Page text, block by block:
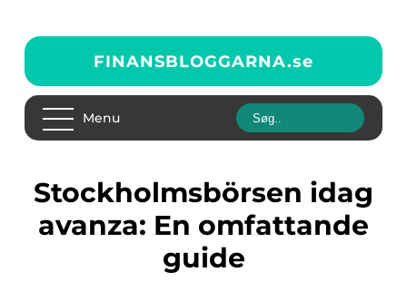
FINANSBLOGGARNA.se
Menu
Stockholmsbörsen idag
avanza: En omfattande
guide